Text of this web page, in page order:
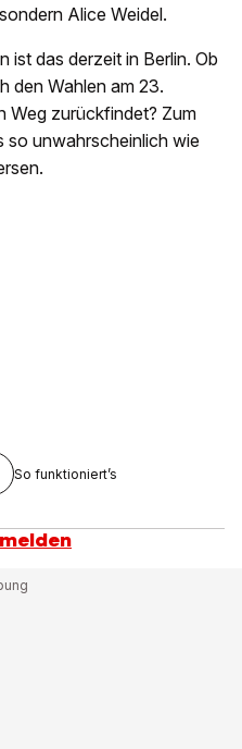
Alice Weidel.
ist das derzeit in Berlin. Ob
den Wahlen am 23.
Weg zurückfindet? Zum
so unwahrscheinlich wie
So funktioniert’s